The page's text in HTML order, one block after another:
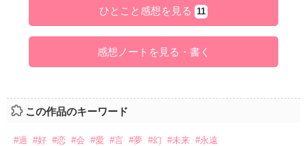
ひとこと感想を見る 11
感想ノートを見る・書く
この作品のキーワード
#過 #好 #恋 #会 #愛 #言 #夢 #幻 #未来 #永遠